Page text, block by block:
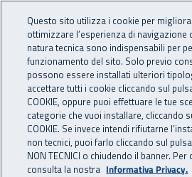
INAIL - Istituto
Navigazione
Navigazione - Ti trovi in:
Home Inail comunica Eventi
17 maggio 2023
Questo sito utilizza i cookie per
ottimizzare l’esperienza di navigazione
natura tecnica sono indispensabili per
funzionamento del sito. Solo previo
possono essere installati ulteriori
accettare tutti i cookie cliccando sul
COOKIE, oppure puoi effettuare le tue
categorie che vuoi installare, cliccando
COOKIE. Se invece intendi rifiutarne
non tecnici, puoi farlo cliccando sul
NON TECNICI o chiudendo il banner.
consulta la nostra Informativa Privacy.